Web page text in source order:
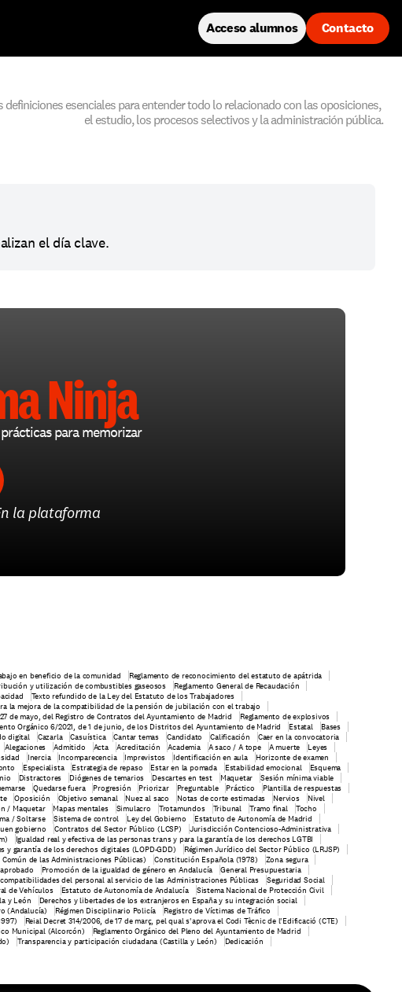
Acceso alumnos Contacto
definiciones esenciales para entender todo lo relacionado con las oposiciones,
el estudio, los procesos selectivos y la administración pública.
el día clave.
Ninja
para memorizar
la plataforma
en beneficio de la comunidad
Reglamento de reconocimiento del estatuto de apátrida
y utilización de combustibles gaseosos
Reglamento General de Recaudación
Texto refundido de la Ley del Estatuto de los Trabajadores
la mejora de la compatibilidad de la pensión de jubilación con el trabajo
de mayo, del Registro de Contratos del Ayuntamiento de Madrid
Reglamento de explosivos
Orgánico 6/2021, de 1 de junio, de los Distritos del Ayuntamiento de Madrid Estatal
Bases
digital Cazarla Casuística Cantar temas Candidato Calificación
Caer en la convocatoria
Alegaciones Admitido Acta Acreditación Academia A saco / A tope A muerte
Leyes
Inercia Incomparecencia Imprevistos Identificación en aula
Horizonte de examen
Especialista Estrategia de repaso Estar en la pomada Estabilidad emocional
Esquema
Distractores Diógenes de temarios Descartes en test Maquetar
Sesión mínima viable
Quedarse fuera Progresión Priorizar Preguntable Práctico
Plantilla de respuestas
Oposición Objetivo semanal Nuez al saco Notas de corte estimadas Nervios
Nivel
/ Maquetar Mapas mentales Simulacro Trotamundos Tribunal Tramo final
Tocho
/ Soltarse Sistema de control Ley del Gobierno
Estatuto de Autonomía de Madrid
gobierno Contratos del Sector Público (LCSP)
Jurisdicción Contencioso-Administrativa
Igualdad real y efectiva de las personas trans y para la garantía de los derechos LGTBI
y garantía de los derechos digitales (LOPD-GDD)
Régimen Jurídico del Sector Público (LRJSP)
de las Administraciones Públicas) Constitución Española (1978)
Zona segura
Promoción de la igualdad de género en Andalucía
General Presupuestaria
del personal al servicio de las Administraciones Públicas
Seguridad Social
de Vehículos Estatuto de Autonomía de Andalucía
Sistema Nacional de Protección Civil
y León
Derechos y libertades de los extranjeros en España y su integración social
(Andalucía) Régimen Disciplinario Policía
Registro de Víctimas de Tráfico
Reial Decret 314/2006, de 17 de març, pel qual s'aprova el Codi Tècnic de l'Edificació (CTE)
Municipal (Alcorcón)
Reglamento Orgánico del Pleno del Ayuntamiento de Madrid
Transparencia y participación ciudadana (Castilla y León) Dedicación